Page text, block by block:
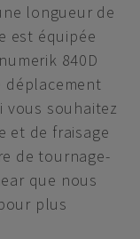
longueur de
est équipée
840D
déplacement
vous souhaitez
et de fraisage
de tournage-
que nous
plus